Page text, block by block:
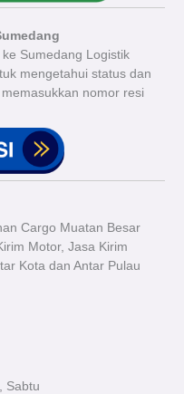
Sumedang Logistik
mengetahui status dan
nomor resi
Cargo Muatan Besar
Motor, Jasa Kirim
Kota dan Antar Pulau
Sabtu